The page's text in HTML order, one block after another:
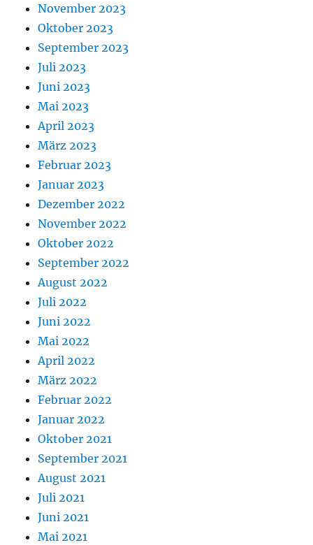
November 2023
Oktober 2023
September 2023
Juli 2023
Juni 2023
Mai 2023
April 2023
März 2023
Februar 2023
Januar 2023
Dezember 2022
November 2022
Oktober 2022
September 2022
August 2022
Juli 2022
Juni 2022
Mai 2022
April 2022
März 2022
Februar 2022
Januar 2022
Oktober 2021
September 2021
August 2021
Juli 2021
Juni 2021
Mai 2021